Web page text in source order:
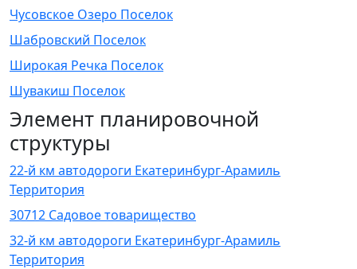
Чусовское Озеро Поселок
Шабровский Поселок
Широкая Речка Поселок
Шувакиш Поселок
Элемент планировочной
структуры
22-й км автодороги Екатеринбург-Арамиль
Территория
30712 Садовое товарищество
32-й км автодороги Екатеринбург-Арамиль
Территория